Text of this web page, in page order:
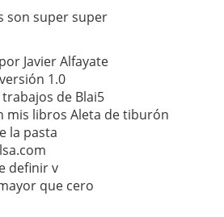
son super super
Javier Alfayate
1.0
de Blai5
mis libros Aleta de tiburón
la pasta
definir v
que cero